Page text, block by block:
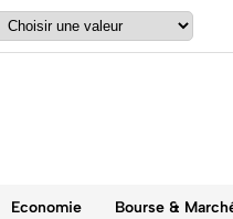
Economie Bourse &